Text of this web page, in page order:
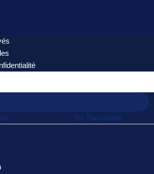
Top Navigation